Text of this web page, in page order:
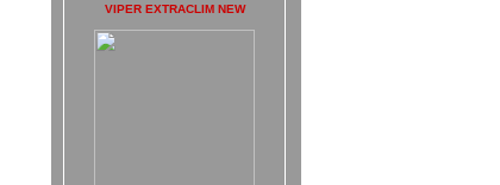
VIPER EXTRACLIM NEW